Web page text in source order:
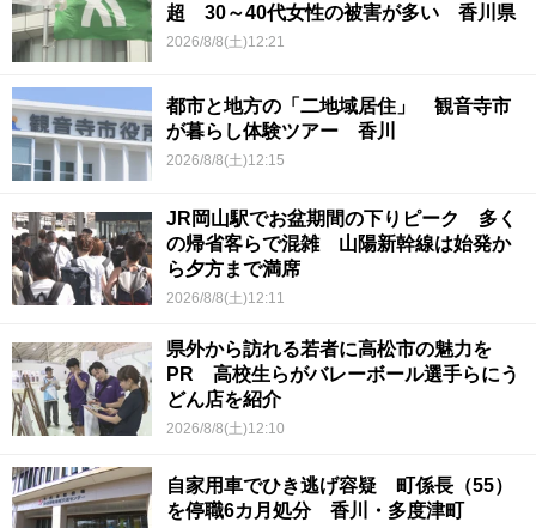
超 30～40代女性の被害が多い 香川県
2026/8/8(土)12:21
都市と地方の「二地域居住」 観音寺市
が暮らし体験ツアー 香川
2026/8/8(土)12:15
JR岡山駅でお盆期間の下りピーク 多く
の帰省客らで混雑 山陽新幹線は始発か
ら夕方まで満席
2026/8/8(土)12:11
県外から訪れる若者に高松市の魅力を
PR 高校生らがバレーボール選手らにう
どん店を紹介
2026/8/8(土)12:10
自家用車でひき逃げ容疑 町係長（55）
を停職6カ月処分 香川・多度津町